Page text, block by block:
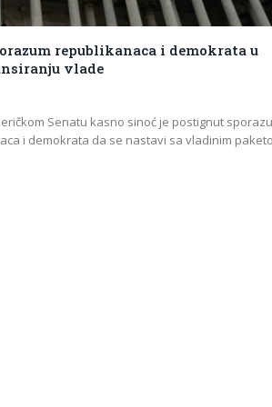
republikanaca i demokrata u
vlade
Senatu kasno sinoć je postignut
i demokrata da se nastavi sa vladinim